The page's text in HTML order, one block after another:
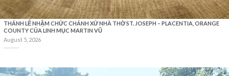
THÁNH LỄ NHẬM CHỨC CHÁNH XỨ NHÀ THỜ ST. JOSEPH – PLACENTIA, ORANGE
COUNTY CỦA LINH MỤC MARTIN VŨ
August 5, 2026